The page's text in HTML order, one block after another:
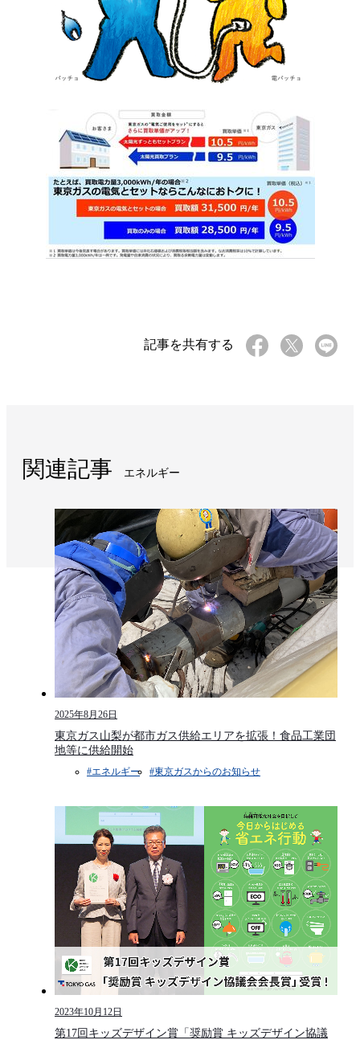
記事を共有する
関連記事 エネルギー
2025年8月26日
東京ガス山梨が都市ガス供給エリアを拡張！食品工業団
地等に供給開始
#エネルギー #東京ガスからのお知らせ​​
2023年10月12日
第17回キッズデザイン賞「奨励賞 キッズデザイン協議